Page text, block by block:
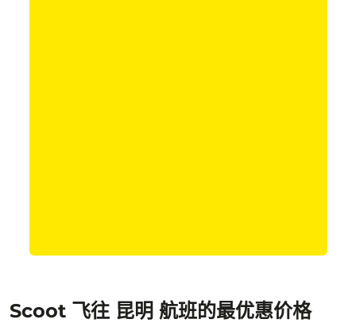
Scoot 飞往 昆明 航班的最优惠价格